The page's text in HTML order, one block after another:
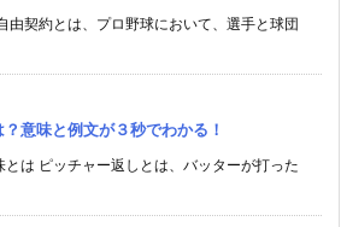
由契約とは、プロ野球において、選手と球団
？意味と例文が３秒でわかる！
とは ピッチャー返しとは、バッターが打った